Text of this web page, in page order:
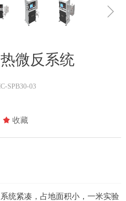
ꁇ
微反系统
SPB30-03
统紧凑，占地面积小，一米实验
끄 收藏